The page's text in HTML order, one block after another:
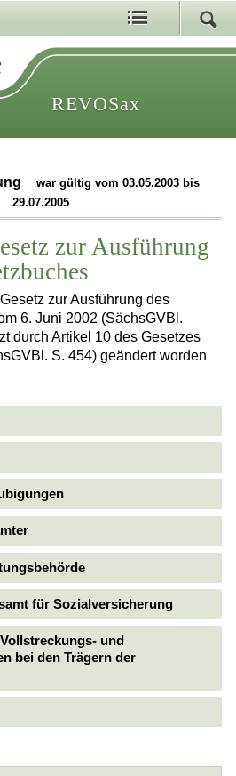
REVOSax
war gültig vom 03.05.2003 bis
29.07.2005
zur Ausführung
zur Ausführung des
6. Juni 2002 (SächsGVBl.
durch Artikel 10 des Gesetzes
S. 454) geändert worden
für Sozialversicherung
und
bei den Trägern der